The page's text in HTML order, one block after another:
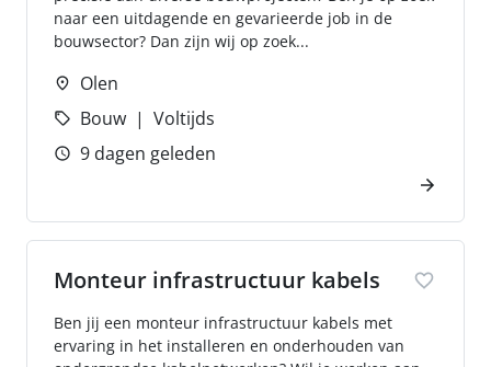
naar een uitdagende en gevarieerde job in de
bouwsector? Dan zijn wij op zoek...
Olen
Bouw
Voltijds
9 dagen geleden
Monteur infrastructuur kabels
Ben jij een monteur infrastructuur kabels met
ervaring in het installeren en onderhouden van